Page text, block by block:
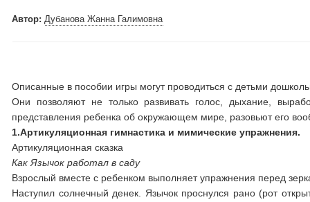
Автор:Дубанова Жанна Галимовна
Описанные в пособии игры могут проводиться с детьми
Они позволяют не только развивать голос, дыхание,
представления ребенка об окружающем мире, разовьют его
1.Артикуляционная гимнастика и мимические упражнения.
Артикуляционная сказка
Как Язычок работал в саду
Взрослый вместе с ребенком вы­полняет упражнения перед
Наступил солнечный денек. Язы­чок проснулся рано (рот